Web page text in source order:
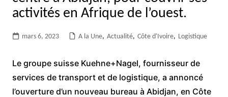
activités en Afrique de l’ouest.
mars 6, 2023 A la Une, Actualité, Côte d'Ivoire, Logistique
Le groupe suisse Kuehne+Nagel, fournisseur de
services de transport et de logistique, a annoncé
l’ouverture d’un nouveau bureau à Abidjan, en Côte